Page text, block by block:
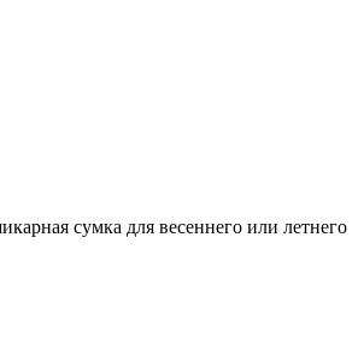
сумка для весеннего или летнего